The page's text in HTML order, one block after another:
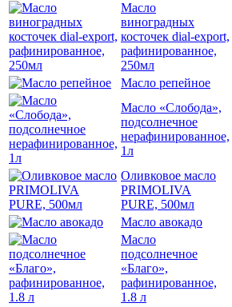
Масло
виноградных
косточек dial-export,
рафинированное,
250мл
Масло репейное
Масло «Слобода»,
подсолнечное
нерафинированное,
1л
Оливковое масло
PRIMOLIVA
PURE, 500мл
Масло авокадо
Масло
подсолнечное
«Благо»,
рафинированное,
1.8 л